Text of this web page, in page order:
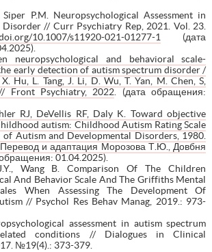
P.M. Neuropsychological Assessment in
// Curr Psychiatry Rep, 2021. Vol. 23.
10.1007/s11920-021-01277-1
(дата
neuropsychological and behavioral scale-
early detection of autism spectrum disorder /
Hu, L. Tang, J. Li, D. Wu, T. Yan, M. Chen, S,
Front Psychiatry, 2022 . (дата обращения:
RJ, DeVellis RF, Daly K. Toward objective
autism: Childhood Autism Rating Scale
of Autism and Developmental Disorders, 1980.
и адаптация Морозова Т.Ю., Довбня
обращения: 01.04.2025).
Wang B. Comparison Of The Children
And Behavior Scale And The Griffiths Mental
When Assessing The Development Of
// Psychol Res Behav Manag, 2019.: 973-
assessment in autism spectrum
conditions // Dialogues in Clinical
№19(4).: 373-379.